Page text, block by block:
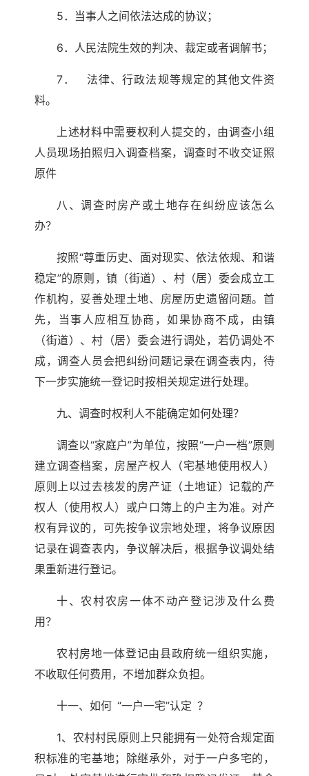
5．当事人之间依法达成的协议；
6．人民法院生效的判决、裁定或者调解书；
7． 法律、行政法规等规定的其他文件资
料。
上述材料中需要权利人提交的，由调查小组
人员现场拍照归入调查档案，调查时不收交证照
原件
八、调查时房产或土地存在纠纷应该怎么
办？
按照“尊重历史、面对现实、依法依规、和谐
稳定”的原则，镇（街道）、村（居）委会成立工
作机构，妥善处理土地、房屋历史遗留问题。首
先，当事人应相互协商，如果协商不成，由镇
（街道）、村（居）委会进行调处，若仍调处不
成，调查人员会把纠纷问题记录在调查表内，待
下一步实施统一登记时按相关规定进行处理。
九、调查时权利人不能确定如何处理？
调查以“家庭户”为单位，按照“一户一档”原则
建立调查档案，房屋产权人（宅基地使用权人）
原则上以过去核发的房产证（土地证）记载的产
权人（使用权人）或户口簿上的户主为准。对产
权有异议的，可先按争议宗地处理，将争议原因
记录在调查表内，争议解决后，根据争议调处结
果重新进行登记。
十、农村农房一体不动产登记涉及什么费
用？
农村房地一体登记由县政府统一组织实施，
不收取任何费用，不增加群众负担。
十一、如何 “一户一宅”认定 ？
1、农村村民原则上只能拥有一处符合规定面
积标准的宅基地；除继承外，对于一户多宅的，